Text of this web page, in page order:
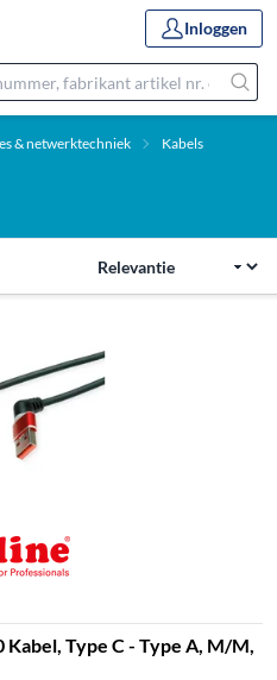
Inloggen
& netwerktechniek Kabels
Kabel, Type C - Type A, M/M,